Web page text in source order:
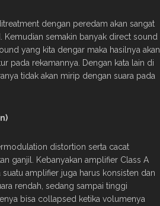
dengan peredam akan sangat
semakin banyak direct sound
yang kita dengar maka hasilnya akan
pada rekamannya. Dengan kata lain di
tidak akan mirip dengan suara pada
distortion serta cacat
ganjil. Kebanyakan amplifier Class A
amplifier juga harus konsisten dan
rendah, sedang sampai tinggi
bisa collapsed ketika volumenya